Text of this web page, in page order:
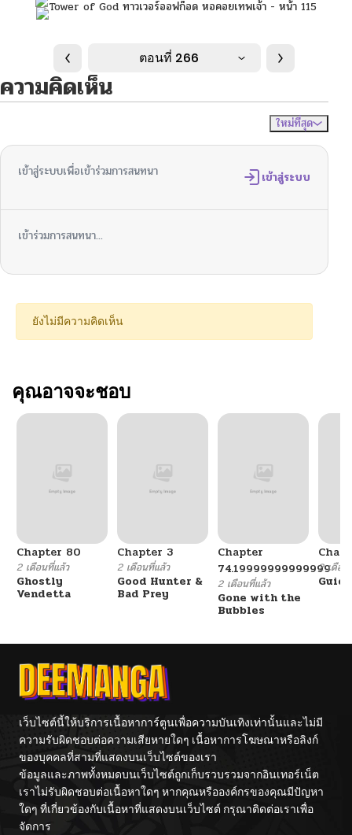
ตอนที่ 266
ความคิดเห็น
ใหม่ที่สุด
เข้าสู่ระบบเพื่อเข้าร่วมการสนทนา เข้าสู่ระบบ
เข้าร่วมการสนทนา...
ยังไม่มีความคิดเห็น
คุณอาจจะชอบ
Chapter 80
2 เดือนที่แล้ว
Ghostly
Vendetta
Chapter 3
2 เดือนที่แล้ว
Good Hunter &
Bad Prey
Chapter
74.19999999999999
2 เดือนที่แล้ว
Gone with the
Bubbles
2 เดือน
เว็บไซต์นี้ให้บริการเนื้อหาการ์ตูนเพื่อความบันเทิงเท่านั้นและไม่มี
ความรับผิดชอบต่อความเสียหายใดๆ เนื้อหาการโฆษณาหรือลิงก์
ของบุคคลที่สามที่แสดงบนเว็บไซต์ของเรา
ข้อมูลและภาพทั้งหมดบนเว็บไซต์ถูกเก็บรวบรวมจากอินเทอร์เน็ต
เราไม่รับผิดชอบต่อเนื้อหาใดๆ หากคุณหรือองค์กรของคุณมีปัญหา
ใดๆ ที่เกี่ยวข้องกับเนื้อหาที่แสดงบนเว็บไซต์ กรุณาติดต่อเราเพื่อ
จัดการ